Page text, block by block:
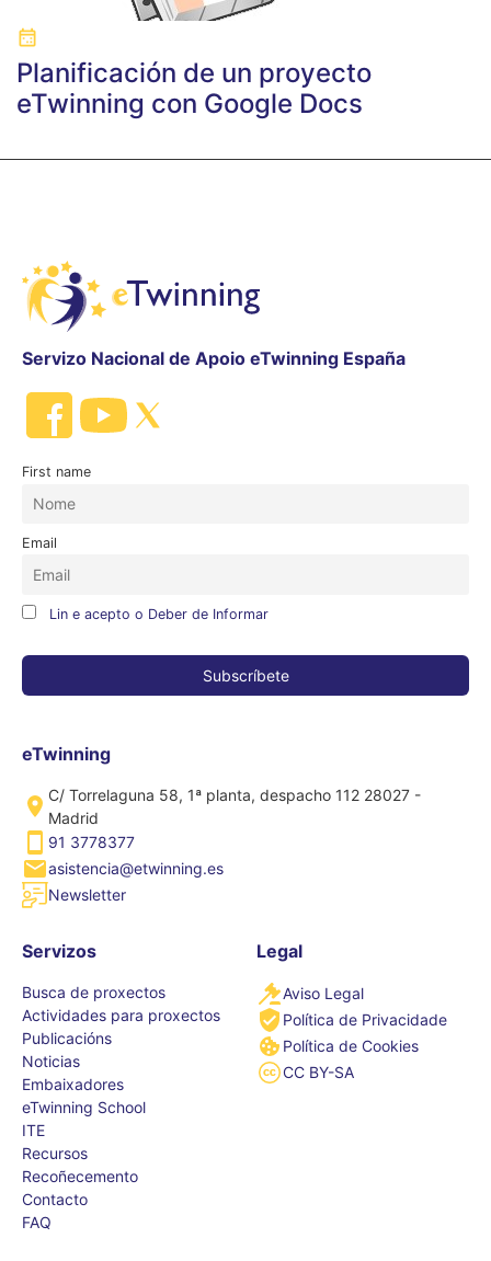
Planificación de un proyecto
eTwinning con Google Docs
Servizo Nacional de Apoio eTwinning España
First name
Email
Lin e acepto o Deber de Informar
eTwinning
C/ Torrelaguna 58, 1ª planta, despacho 112 28027 -
Madrid
91 3778377
asistencia@etwinning.es
Newsletter
Servizos
Busca de proxectos
Actividades para proxectos
Publicacións
Noticias
Embaixadores
eTwinning School
ITE
Recursos
Recoñecemento
Contacto
FAQ
Legal
Aviso Legal
Política de Privacidade
Política de Cookies
CC BY-SA